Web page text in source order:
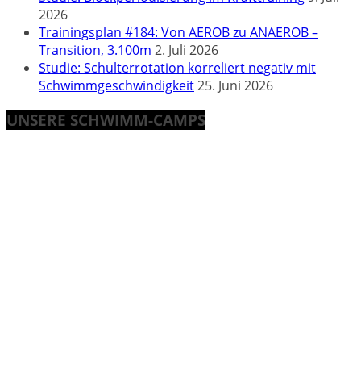
2026
Trainingsplan #184: Von AEROB zu ANAEROB –
Transition, 3.100m 2. Juli 2026
Studie: Schulterrotation korreliert negativ mit
Schwimmgeschwindigkeit25. Juni 2026
UNSERE SCHWIMM-CAMPS